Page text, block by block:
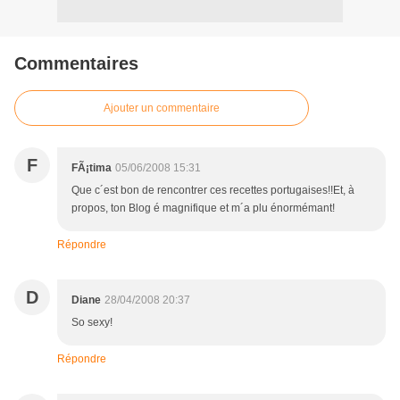
Commentaires
Ajouter un commentaire
F FÃ¡tima 05/06/2008 15:31
Que c´est bon de rencontrer ces recettes portugaises!!Et, à
propos, ton Blog é magnifique et m´a plu énormémant!
Répondre
D Diane 28/04/2008 20:37
So sexy!
Répondre